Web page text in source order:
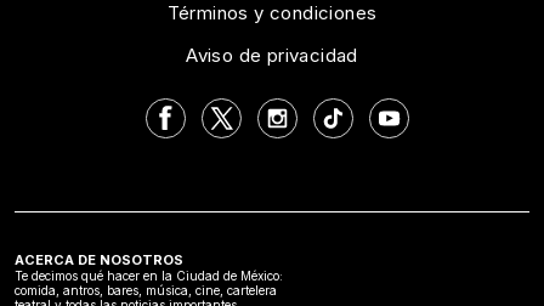
Términos y condiciones
Aviso de privacidad
ACERCA DE NOSOTROS
Te decimos qué hacer en la Ciudad de México:
comida, antros, bares, música, cine, cartelera